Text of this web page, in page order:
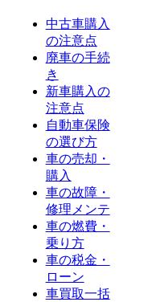
中古車購入
の注意点
廃車の手続
き
新車購入の
注意点
自動車保険
の選び方
車の売却・
購入
車の故障・
修理メンテ
車の燃費・
乗り方
車の税金・
ローン
車買取一括